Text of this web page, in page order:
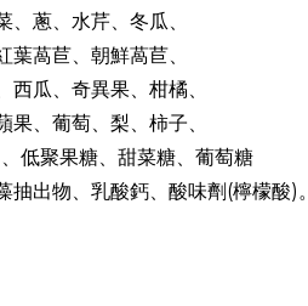
蔥、水芹、冬瓜、
萵苣、朝鮮萵苣、
瓜、奇異果、柑橘、
、葡萄、梨、柿子、
低聚果糖、甜菜糖、葡萄糖
出物、乳酸鈣、酸味劑(檸檬酸)。